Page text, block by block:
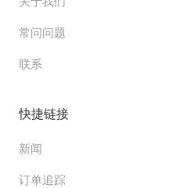
常问问题
联系
快捷链接
新闻
订单追踪